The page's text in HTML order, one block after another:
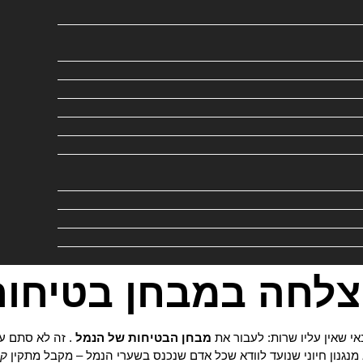
במבחן
שאין עליו שרות: לעבור את מבחן הבטיחות של הנמל . זה לא סתם
חיוני שנועד לוודא שכל אדם שנכנס בשערי הנמל – מקבל מתקין